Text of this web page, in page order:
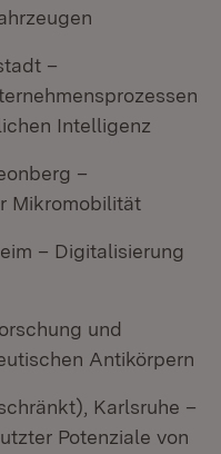
–
Intelligenz
–
Mikromobilität
– Digitalisierung
und
Antikörpern
Karlsruhe –
Potenziale von